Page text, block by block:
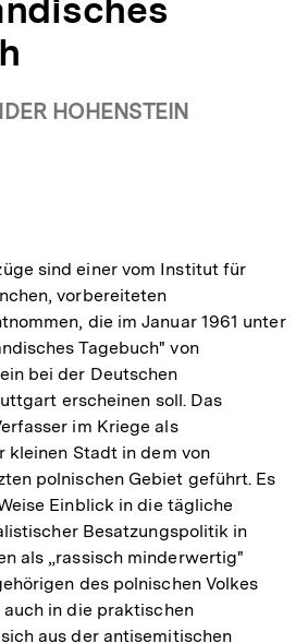
HOHENSTEIN
sind einer vom Institut für
vorbereiteten
die im Januar 1961 unter
Tagebuch" von
bei der Deutschen
erscheinen soll. Das
im Kriege als
kleinen Stadt in dem von
polnischen Gebiet geführt. Es
Einblick in die tägliche
Besatzungspolitik in
als „rassisch minderwertig"
des polnischen Volkes
in die praktischen
aus der antisemitischen